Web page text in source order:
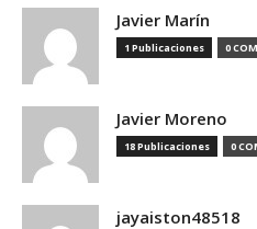
Javier Marín
1 Publicaciones 0
Javier Moreno
18 Publicaciones 0
jayaiston48518